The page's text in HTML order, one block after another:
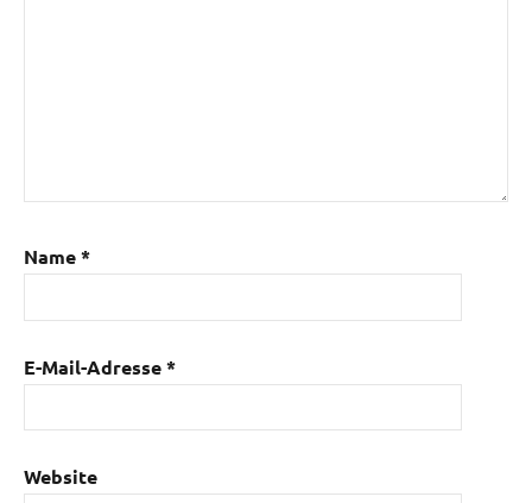
Name*
E-Mail-Adresse*
Website